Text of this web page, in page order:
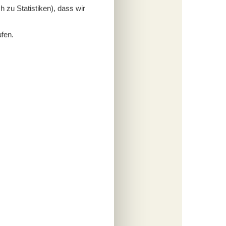
zu Statistiken), dass wir